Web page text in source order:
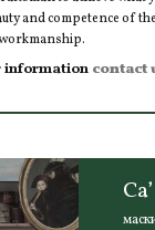
and competence of
information contact